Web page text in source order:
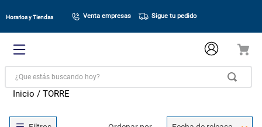
Horarios y Tiendas Venta empresas Sigue tu pedido
¿Que estás buscando hoy?
TORRE